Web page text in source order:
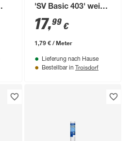
'SV Basic 403' weiß
0,53 x 10,05 m
17,99 €
1,79 € / Meter
Lieferung nach Hause
Bestellbar in Troisdorf